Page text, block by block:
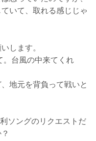
いて、取れる感じじゃ
します。
。台風の中来てくれ
地元を背負って戦いと
ソングのリクエストだ